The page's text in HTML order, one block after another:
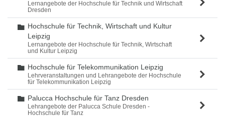
Lernangebote der Hochschule für Technik und Wirtschaft
Dresden
Ordner
Hochschule für Technik, Wirtschaft und Kultur
Leipzig
Lernangebote der Hochschule für Technik, Wirtschaft
und Kultur Leipzig
Ordner
Hochschule für Telekommunikation Leipzig
Lehrveranstaltungen und Lehrangebote der Hochschule
für Telekommunikation Leipzig
Ordner
Palucca Hochschule für Tanz Dresden
Lehrangebote der Palucca Schule Dresden -
Hochschule für Tanz